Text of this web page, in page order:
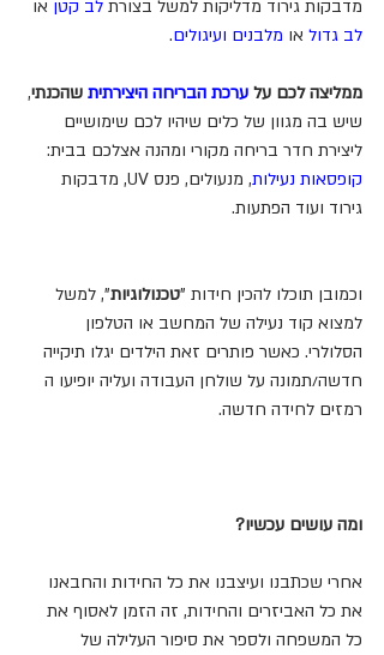
מדבקות גירוד מדליקות למשל בצורת לב קטן או
לב גדול או מלבנים ועיגולים.
ממליצה לכם על ערכת הבריחה היצירתית שהכנתי,
שיש בה מגוון של כלים שיהיו לכם שימושיים
ליצירת חדר בריחה מקורי ומהנה אצלכם בבית:
קופסאות נעילות
, מנעולים, פנס UV, מדבקות
גירוד ועוד הפתעות.
וכמובן תוכלו להכין חידות "טכנולוגיות", למשל
למצוא קוד נעילה של המחשב או הטלפון
הסלולרי. כאשר פותרים זאת הילדים יגלו תיקייה
חדשה/תמונה על שולחן העבודה ועליה יופיעו ה
רמזים לחידה חדשה.
ומה עושים עכשיו?
אחרי שכתבנו ועיצבנו את כל החידות והחבאנו
את כל האביזרים והחידות, זה הזמן לאסוף את
כל המשפחה ולספר את סיפור העלילה של